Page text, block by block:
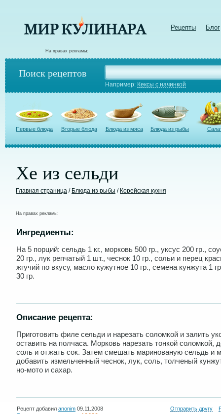
Рецепты Блог
На правах рекламы:
Поиск рецептов
Например: Кексы с начинкой
Первые блюда Вторые блюда Блюда из мяса Блюда из рыбы
Хе из сельди
Главная страница / Блюда из рыбы / Корейская кухня
На правах рекламы:
Ингредиенты:
На 5 порций: сельдь 1 кг., морковь 500 гр., уксус 200 гр.,
20 гр., лук репчатый 1 шт., чеснок 10 гр., сольи и перец
жгучий по вкусу, масло кужутное 10 гр., семена кунжута 1
30 гр.
Описание рецепта:
Приготовить филе сельди и нарезать соломкой и залить
оставить на полчаса. Морковь нарезать тонкой соломкой,
соль и отжать сок. Затем смешать маринованую сельдь и
добавить измельченный чеснок, лук, соль, толченый
но-мото и сахар.
Рецепт добавил anonim 09.11.2008 Отправить другу